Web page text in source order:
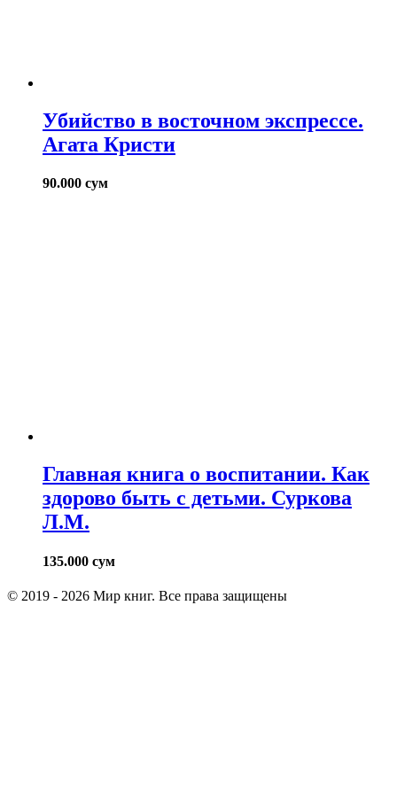
Убийство в восточном экспрессе.
Агата Кристи
90.000 сум
Главная книга о воспитании. Как
здорово быть с детьми. Суркова
Л.М.
135.000 сум
© 2019 - 2026 Мир книг. Все права защищены